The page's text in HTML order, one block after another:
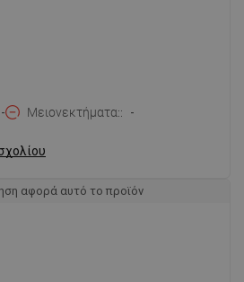
- Μειονεκτήματα: -
αφορά αυτό το προϊόν